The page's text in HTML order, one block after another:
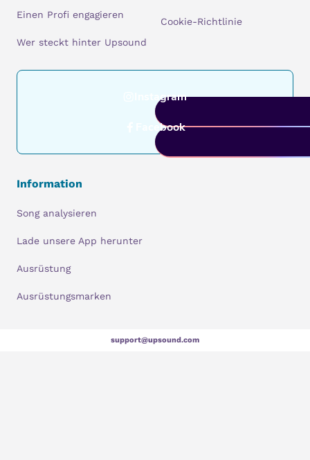
Einen Profi engagieren
Wer steckt hinter Upsound
Cookie-Richtlinie
Instagram
Facebook
Information
Song analysieren
Lade unsere App herunter
Ausrüstung
Ausrüstungsmarken
support@upsound.com